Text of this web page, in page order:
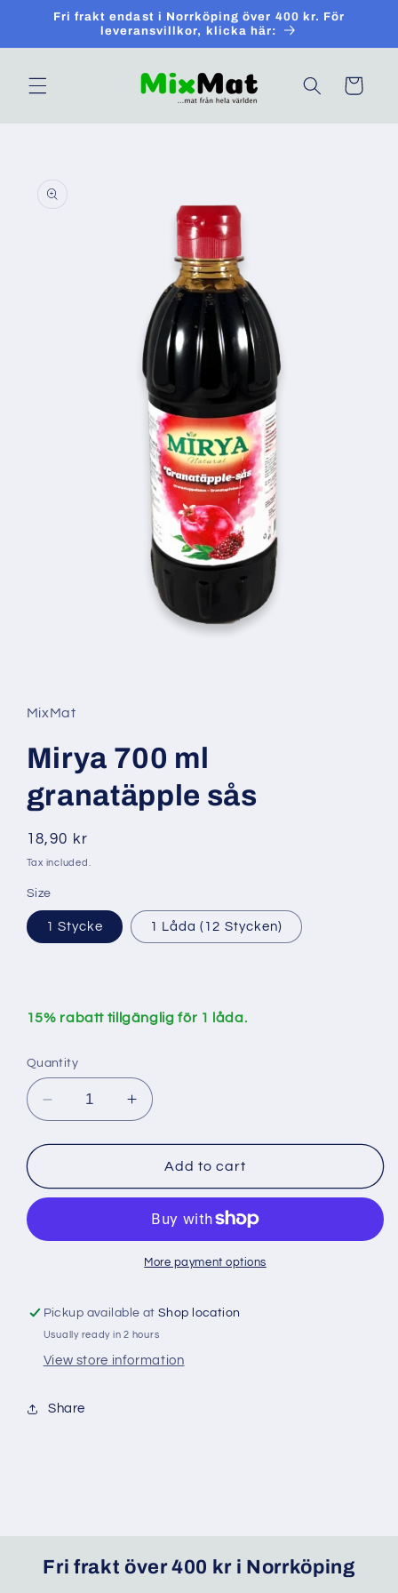
Skip toFri frakt endast i Norrköping över 400 kr. För
leveransvillkor, klicka här:
Cart
information
in
modal
MixMat
Mirya 700 ml
granatäpple sås
Regular
price
18,90 kr
Tax included.
Size
1 Stycke 1 Låda (12 Stycken)
15% rabatt tillgänglig för 1 låda.
Quantity
Decrease
quantity
for
700
sås
Increase
quantity
for
Mirya
700
granatäpple
sås
Add to cart
More payment options
Pickup available atShop location
Usually ready in 2 hours
View store information
Share
Fri frakt över 400 kr i Norrköping